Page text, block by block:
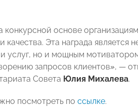
конкурсной основе
Эта награда является
и услуг, но и мощным
запросов клиентов», —
Совета Юлия Михалева.
посмотреть по ссылке.